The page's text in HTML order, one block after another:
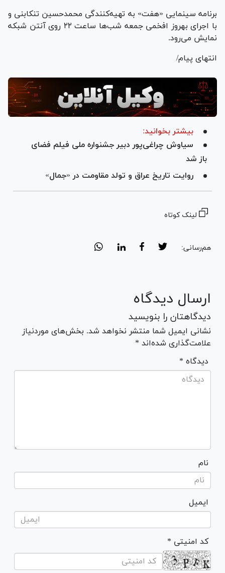
برنامه سینمایی «هفت» به تهیه‌کنندگی محمدحسین تنکابنی و
با اجرای بهروز افخمی جمعه شب‌ها ساعت ۲۲ روی آنتن شبکه
نمایش می‌رود.
انتهای پیام/
بیشتر بخوانید:
سیاوش چراغی‌پور دبیر جشنواره ملی فیلم فضای
باز شد
روایت تاریخ عراق و تولد مقاومت در «جمال»
لینک کوتاه
هم‌رسانی:
ارسال دیدگاه
دیدگاهتان را بنویسید
نشانی ایمیل شما منتشر نخواهد شد. بخش‌های موردنیاز
علامت‌گذاری شده‌اند *
* دیدگاه
نام
ایمیل
* کد امنیتی